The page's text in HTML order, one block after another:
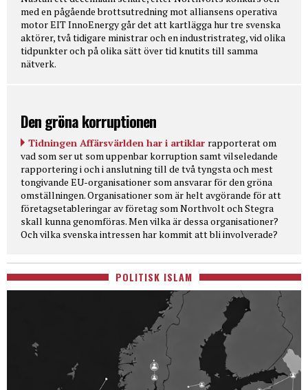
med en pågående brottsutredning mot alliansens operativa
motor EIT InnoEnergy går det att kartlägga hur tre svenska
aktörer, två tidigare ministrar och en industristrateg, vid olika
tidpunkter och på olika sätt över tid knutits till samma
nätverk.
Den gröna korruptionen
Tidningen Affärsvärlden har i artiklar rapporterat om
vad som ser ut som uppenbar korruption samt vilseledande
rapportering i och i anslutning till de två tyngsta och mest
tongivande EU-organisationer som ansvarar för den gröna
omställningen. Organisationer som är helt avgörande för att
företagsetableringar av företag som Northvolt och Stegra
skall kunna genomföras. Men vilka är dessa organisationer?
Och vilka svenska intressen har kommit att bli involverade?
POLITISK ISLAM